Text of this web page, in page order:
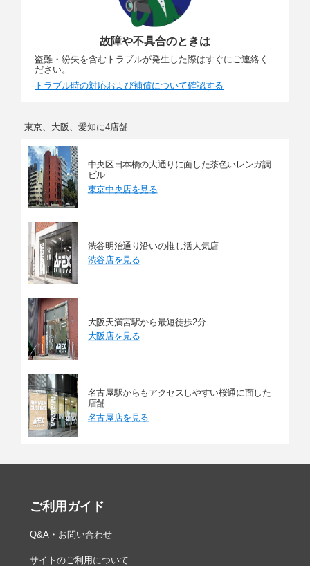
故障や不具合のときは
盗難・紛失を含むトラブルが発生した際はすぐにご連絡く
ださい。
トラブル時の対応および補償について確認する
東京、大阪、愛知に4店舗
中央区日本橋の大通りに面した茶色いレンガ調
ビル
東京中央店を見る
渋谷明治通り沿いの推し活人気店
渋谷店を見る
大阪天満宮駅から最短徒歩2分
大阪店を見る
名古屋駅からもアクセスしやすい桜通に面した
店舗
名古屋店を見る
ご利用ガイド
Q&A・お問い合わせ
サイトのご利用について